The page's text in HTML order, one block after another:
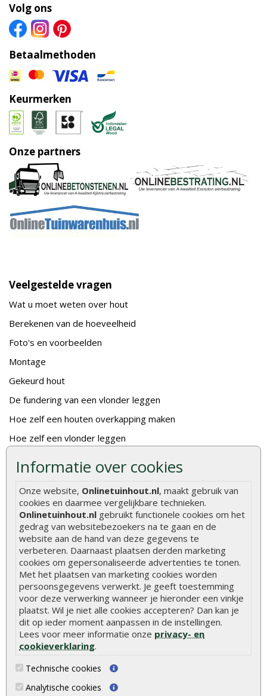
Informatie over cookies
Onze website, Onlinetuinhout.nl, maakt gebruik van
cookies en daarmee vergelijkbare technieken.
Onlinetuinhout.nl gebruikt functionele cookies om het
gedrag van websitebezoekers na te gaan en de
website aan de hand van deze gegevens te
verbeteren. Daarnaast plaatsen derden marketing
cookies om gepersonaliseerde advertenties te tonen.
Met het plaatsen van marketing cookies worden
persoonsgegevens verwerkt. Je geeft toestemming
voor deze verwerking wanneer je hieronder een vinkje
plaatst. Wil je niet alle cookies accepteren? Dan kan je
dit op ieder moment aanpassen in de instellingen.
Lees voor meer informatie onze privacy- en
cookieverklaring.
Technische cookies
Analytische cookies
Volg ons
Betaalmethoden
Keurmerken
Onze partners
Veelgestelde vragen
Wat u moet weten over hout
Berekenen van de hoeveelheid
Foto's en voorbeelden
Montage
Gekeurd hout
De fundering van een vlonder leggen
Hoe zelf een houten overkapping maken
Hoe zelf een vlonder leggen
Hoe betonpaal plaatsen
De 9 beste tuinschermen van Onlinetuinhout.nl
Stijlvolle houtsoorten voor in de tuin
Duurzame tuin
Welke palen voor een schapenhek
Alle populaire categorieën
Tuinhout
Schutting
Vlonderplanken
Tuinpalen
Tuinhekken
Tuindeuren
Tuinschermen
Steigerplanken
Douglas hout